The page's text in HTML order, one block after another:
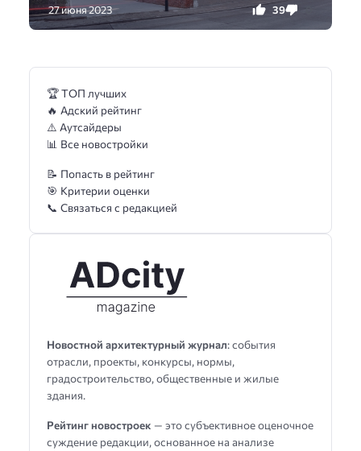
27 июня 2023 39
Новостной архитектурный журнал: события
отрасли, проекты, конкурсы, нормы,
градостроительство, общественные и жилые
здания.
Рейтинг новостроек — это субъективное оценочное
суждение редакции, основанное на анализе
🏆 ТОП лучших
🔥 Адский рейтинг
⚠️ Аутсайдеры
📊 Все новостройки
📝 Попасть в рейтинг
🎯 Критерии оценки
📞 Связаться с редакцией